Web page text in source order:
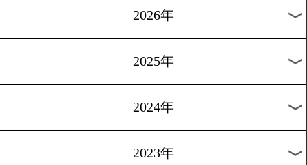
チャンカン屈指の好カード!
[前日計量]2019.4.4
計量
[前日計量]2019.4.1
赤穂亮「3ラウンド以内に